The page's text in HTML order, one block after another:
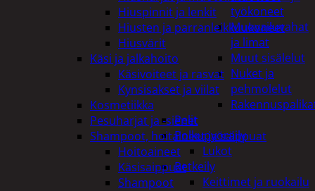
työkoneet
Muovailuvahat
ja limat
Muut sisälelut
Nuket ja
pehmolelut
Pelit
Polkupyöräily
Lukot
Retkeily
Keittimet ja ruokailu
Hiuspinnit ja lenkit
Hiusten ja parranleikkuukoneet
Hiusvärit
Käsi ja jalkahoito
Käsivoiteet ja rasvat
Kynsisakset ja viilat
Kosmetiikka
Pesuharjat ja -sienet
Shampoot, hoitaineet ja saippuat
Hoitoaineet
Käsisaippuat
Shampoot